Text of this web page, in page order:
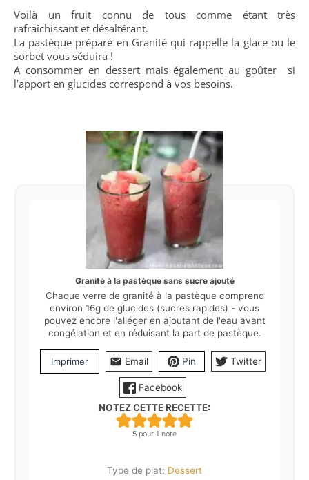
Voilà un fruit connu de tous comme étant très
rafraîchissant et désaltérant.
La pastèque préparé en Granité qui rappelle la glace ou le
sorbet vous séduira !
A consommer en dessert mais également au goûter si
l’apport en glucides correspond à vos besoins.
Granité à la pastèque sans sucre ajouté
Chaque verre de granité à la pastèque comprend
environ 16g de glucides (sucres rapides) - vous
pouvez encore l'alléger en ajoutant de l'eau avant
congélation et en réduisant la part de pastèque.
Imprimer Email Pin Twitter
Facebook
NOTEZ CETTE RECETTE:
5 pour 1 note
Type de plat: Dessert